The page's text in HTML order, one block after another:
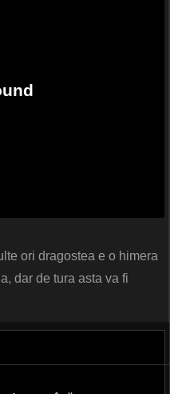
ori dragostea e o himera
dar de tura asta va fi